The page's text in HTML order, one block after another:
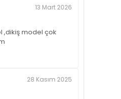
13 Mart 2026
,dikiş model çok
28 Kasım 2025